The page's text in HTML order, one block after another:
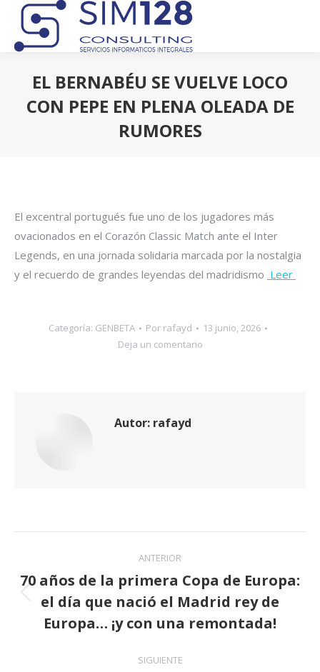
EL BERNABÉU SE VUELVE LOCO
CON PEPE EN PLENA OLEADA DE
RUMORES
El excentral portugués fue uno de los jugadores más
ovacionados en el Corazón Classic Match ante el Inter
Legends, en una jornada solidaria marcada por la nostalgia
y el recuerdo de grandes leyendas del madridismo Leer
Categoría: GENBETA Por rafayd
13 junio, 2026
Deja un comentario
Autor: rafayd
Navegación
entre
publicaciones
ANTERIOR
Publicación
anterior:
70 años de la primera Copa de Europa:
el día que nació el Madrid rey de
Europa… ¡y con una remontada!
SIGUIENTE